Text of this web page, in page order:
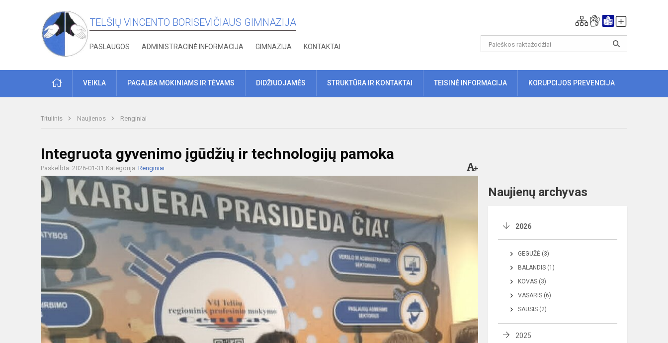
TELŠIŲ VINCENTO BORISEVIČIAUS GIMNAZIJA
PASLAUGOS ADMINISTRACINĖ INFORMACIJA GIMNAZIJA KONTAKTAI
PRADŽIAVEIKLA PAGALBA MOKINIAMS IR TĖVAMS DIDŽIUOJAMĖS STRUKTŪRA IR KONTAKTAI TEISINĖ INFORMACIJA KORUPCIJOS PREVENCIJA
Titulinis Naujienos Renginiai
Integruota gyvenimo įgūdžių ir technologijų pamoka
Paskelbta: 2026-01-31 Kategorija: Renginiai
Naujienų archyvas
2026
GEGUŽĖ (3)
BALANDIS (1)
KOVAS (3)
VASARIS (6)
SAUSIS (2)
2025